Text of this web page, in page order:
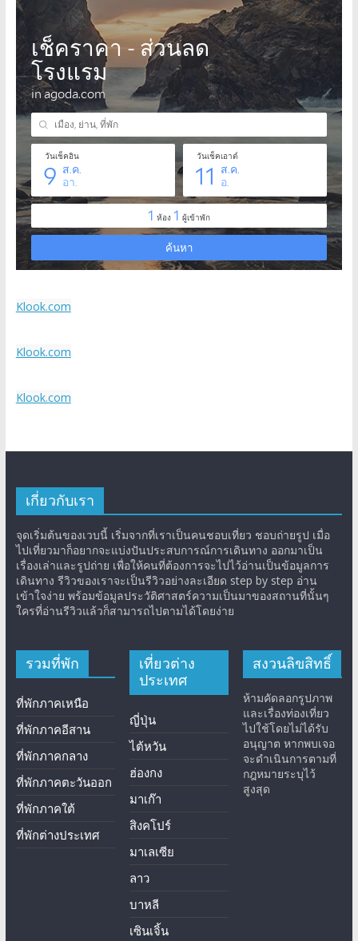
Klook.com
Klook.com
Klook.com
เกี่ยวกับเรา
จุดเริ่มต้นของเวบนี้ เริ่มจากที่เราเป็นคนชอบเที่ยว ชอบถ่ายรูป เมื่อ
ไปเที่ยวมาก็อยากจะแบ่งปันประสบการณ์การเดินทาง ออกมาเป็น
เรื่องเล่าและรูปถ่าย เพื่อให้คนที่ต้องการจะไปไว้อ่านเป็นข้อมูลการ
เดินทาง รีวิวของเราจะเป็นรีวิวอย่างละเอียด step by step อ่าน
เข้าใจง่าย พร้อมข้อมูลประวัติศาสตร์ความเป็นมาของสถานที่นั้นๆ
ใครที่อ่านรีวิวแล้วก็สามารถไปตามได้โดยง่าย
รวมที่พัก
ที่พักภาคเหนือ
ที่พักภาคอีสาน
ที่พักภาคกลาง
ที่พักภาคตะวันออก
ที่พักภาคใต้
ที่พักต่างประเทศ
เที่ยวต่าง
ประเทศ
ญี่ปุ่น
ไต้หวัน
ฮ่องกง
มาเก๊า
สิงคโปร์
มาเลเซีย
ลาว
บาหลี
เซินเจิ้น
สงวนลิขสิทธิ์
ห้ามคัดลอกรูปภาพ
และเรื่องท่องเที่ยว
ไปใช้โดยไม่ได้รับ
อนุญาต หากพบเจอ
จะดำเนินการตามที่
กฎหมายระบุไว้
สูงสุด